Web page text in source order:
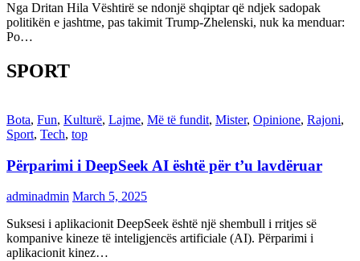
Nga Dritan Hila Vështirë se ndonjë shqiptar që ndjek sadopak
politikën e jashtme, pas takimit Trump-Zhelenski, nuk ka menduar:
Po…
SPORT
Bota, Fun, Kulturë, Lajme, Më të fundit, Mister, Opinione, Rajoni,
Sport, Tech, top
Përparimi i DeepSeek AI është për t’u lavdëruar
adminadmin March 5, 2025
Suksesi i aplikacionit DeepSeek është një shembull i rritjes së
kompanive kineze të inteligjencës artificiale (AI). Përparimi i
aplikacionit kinez…